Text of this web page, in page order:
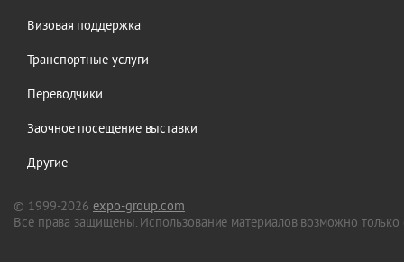
Визовая поддержка
Транспортные услуги
Переводчики
Заочное посещение выставки
Другие
© 1999-2026 expo-group.com
Все права защищены. Использование материалов возможно